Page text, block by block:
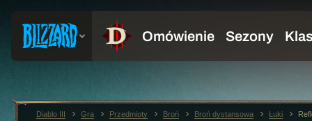
Diablo III Gra Przedmioty Broń Broń dystansowa Łuki